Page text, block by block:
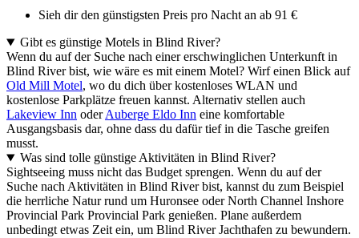
Sieh dir den günstigsten Preis pro Nacht an ab 91 €
Gibt es günstige Motels in Blind River?
Wenn du auf der Suche nach einer erschwinglichen Unterkunft in
Blind River bist, wie wäre es mit einem Motel? Wirf einen Blick auf
Old Mill Motel, wo du dich über kostenloses WLAN und
kostenlose Parkplätze freuen kannst. Alternativ stellen auch
Lakeview Inn oderAuberge Eldo Inn eine komfortable
Ausgangsbasis dar, ohne dass du dafür tief in die Tasche greifen
musst.
Was sind tolle günstige Aktivitäten in Blind River?
Sightseeing muss nicht das Budget sprengen. Wenn du auf der
Suche nach Aktivitäten in Blind River bist, kannst du zum Beispiel
die herrliche Natur rund um Huronsee oder North Channel Inshore
Provincial Park Provincial Park genießen. Plane außerdem
unbedingt etwas Zeit ein, um Blind River Jachthafen zu bewundern.